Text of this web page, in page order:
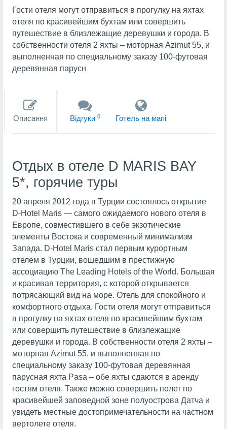
Гости отеля могут отправиться в прогулку на яхтах
отеля по красивейшим бухтам или совершить
путешествие в близлежащие деревушки и города. В
собственности отеля 2 яхты – моторная Azimut 55, и
выполненная по специальному заказу 100-футовая
деревянная парусн
Описання Вiдгуки 0 Готель на мапi
Отдых в отеле D MARIS BAY
5*, горячие туры
20 апреля 2012 года в Турции состоялось открытие
D-Hotel Maris — самого ожидаемого нового отеля в
Европе, совместившего в себе экзотические
элементы Востока и современный минимализм
Запада. D-Hotel Maris стал первым курортным
отелем в Турции, вошедшим в престижную
ассоциацию The Leading Hotels of the World. Большая
и красивая территория, с которой открывается
потрясающий вид на море. Отель для спокойного и
комфортного отдыха. Гости отеля могут отправиться
в прогулку на яхтах отеля по красивейшим бухтам
или совершить путешествие в близлежащие
деревушки и города. В собственности отеля 2 яхты –
моторная Azimut 55, и выполненная по
специальному заказу 100-футовая деревянная
парусная яхта Pasa – обе яхты сдаются в аренду
гостям отеля. Также можно совершить полет по
красивейшей заповедной зоне полуострова Датча и
увидеть местные достопримечательности на частном
вертолете отеля.